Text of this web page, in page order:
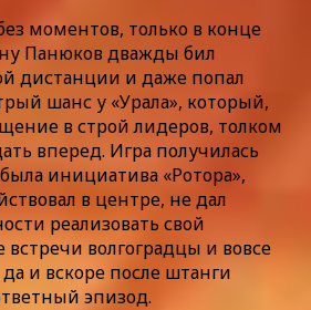
моментов, только в конце
Панюков дважды бил
дистанции и даже попал
шанс у «Урала», который,
в строй лидеров, толком
вперед. Игра получилась
инициатива «Ротора»,
в центре, не дал
реализовать свой
встречи волгоградцы и вовсе
и вскоре после штанги
эпизод.